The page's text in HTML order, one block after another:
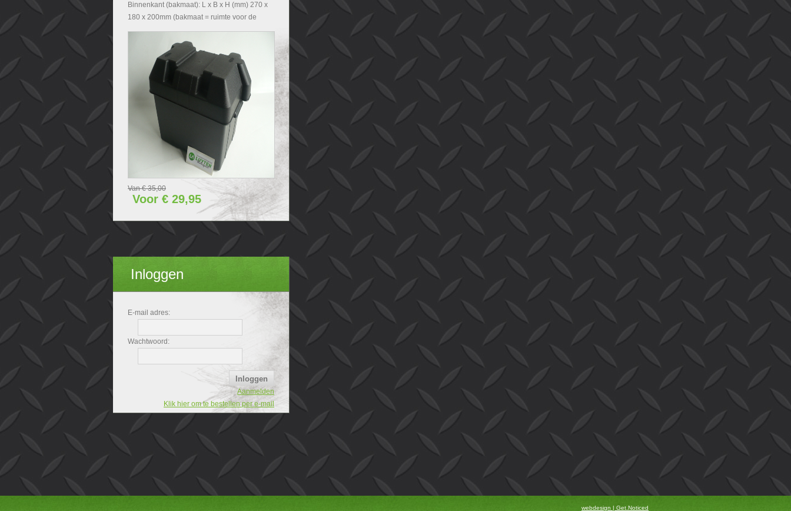
Binnenkant (bakmaat): L x B x H (mm) 270 x
180 x 200mm (bakmaat = ruimte voor de
accu). Buitenkant (Totale afmetingen accubak
exclusief deksel): - Zonder handvatten L x B x
H (mm) 290x200x210 - Met handvatten L x B
x H (mm) 340x200x210. Buitenkant (Totale
afmetingen accubak inclusief deksel): L x B x
H (mm) 340x240x280.
Van € 35,00
Voor € 29,95
Inloggen
E-mail adres:
Wachtwoord:
Aanmelden
Klik hier om te bestellen per e-mail
webdesign | Get.Noticed